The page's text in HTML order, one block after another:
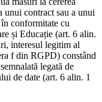
unui contract sau a unui
conformitate cu
și Educație (art. 6 alin.
interesul legitim al
f din RGPD) constând
legată de
de date (art. 6 alin. 1